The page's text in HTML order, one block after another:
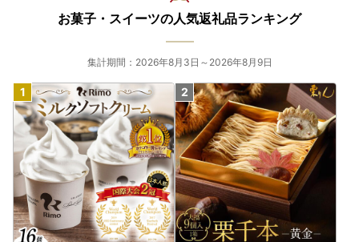
お菓子・スイーツの人気返礼品ランキング
集計期間：2026年8月3日～2026年8月9日